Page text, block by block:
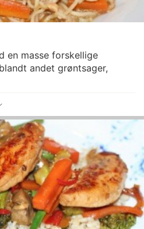
en masse forskellige
andet grøntsager,